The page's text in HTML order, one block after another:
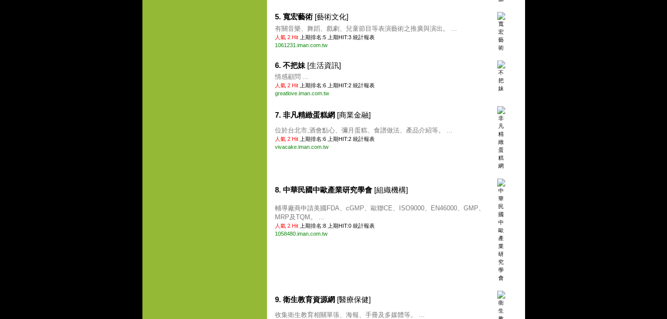
5. 寬宏藝術 [藝術文化]
有關音樂、舞蹈、戲劇、兒童節目等表演藝術之推廣與演出。 ...
人氣 2 Hit 上期排名:5 上期HIT:3 統計報表
1061231.iman.com.tw
6. 不把妹 [生活資訊]
情感顧問 ...
人氣 2 Hit 上期排名:6 上期HIT:2 統計報表
greatlove.iman.com.tw
7. 非凡精緻蛋糕網 [商業金融]
位於台北市,酒會點心、彌月蛋糕、食譜做法、產品介紹等。 ...
人氣 2 Hit 上期排名:6 上期HIT:2 統計報表
vivacake.iman.com.tw
8. 中華民國中歐產業研究學會 [組織機構]
輔導廠商申請美國FDA、cGMP、歐聯CE、ISO9000、EN46000、GMP、
MRP及TQM。 ...
人氣 2 Hit 上期排名:8 上期HIT:0 統計報表
1058480.iman.com.tw
9. 衛生教育資源網 [醫療保健]
收集衛生教育相關單張、海報、手冊及多媒體等。 ...